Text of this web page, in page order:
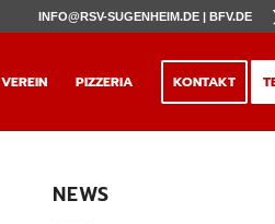
INFO@RSV-SUGENHEIM.DE |BFV.DE
VEREIN PIZZERIA KONTAKT
NEWS